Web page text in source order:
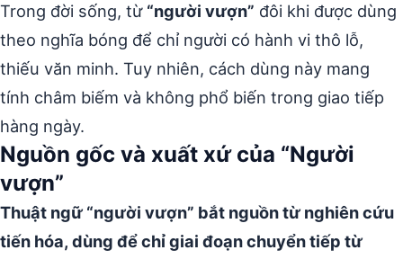
Trong đời sống, từ “người vượn” đôi khi được dùng
theo nghĩa bóng để chỉ người có hành vi thô lỗ,
thiếu văn minh. Tuy nhiên, cách dùng này mang
tính châm biếm và không phổ biến trong giao tiếp
hàng ngày.
Nguồn gốc và xuất xứ của “Người
vượn”
Thuật ngữ “người vượn” bắt nguồn từ nghiên cứu
tiến hóa, dùng để chỉ giai đoạn chuyển tiếp từ